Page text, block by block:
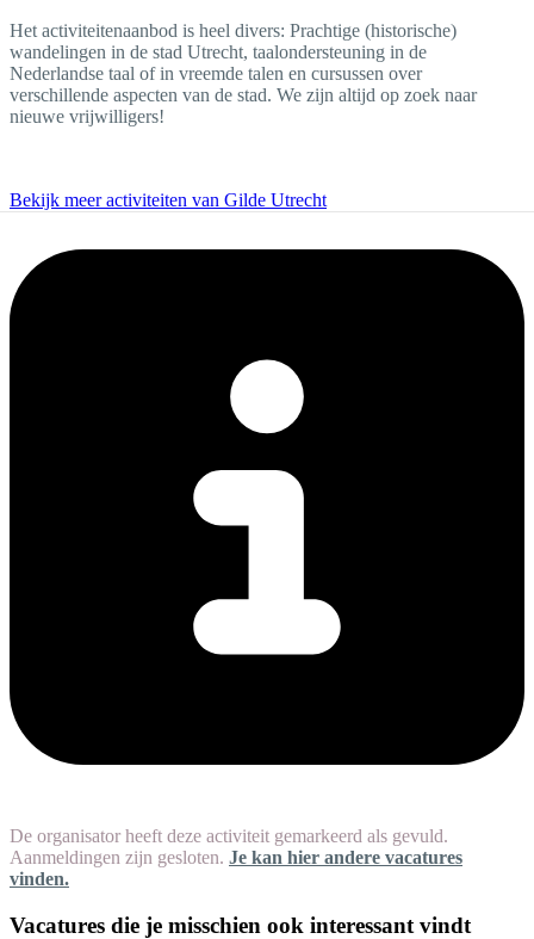
Het activiteitenaanbod is heel divers: Prachtige (historische)
wandelingen in de stad Utrecht, taalondersteuning in de
Nederlandse taal of in vreemde talen en cursussen over
verschillende aspecten van de stad. We zijn altijd op zoek naar
nieuwe vrijwilligers!
Bekijk meer activiteiten van Gilde Utrecht
De organisator heeft deze activiteit gemarkeerd als gevuld.
Aanmeldingen zijn gesloten. Je kan hier andere vacatures
vinden.
Vacatures die je misschien ook interessant vindt